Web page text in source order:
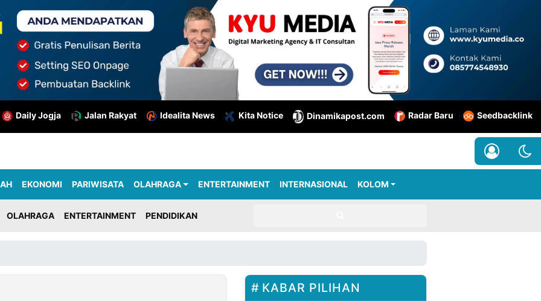
Daily Jogja Jalan Rakyat Idealita News Kita Notice Dinamikapost.com Radar Baru Seedbacklink
EKONOMI PARIWISATA OLAHRAGA ENTERTAINMENT INTERNASIONAL KOLOM
OLAHRAGA ENTERTAINMENT PENDIDIKAN
KABAR PILIHAN